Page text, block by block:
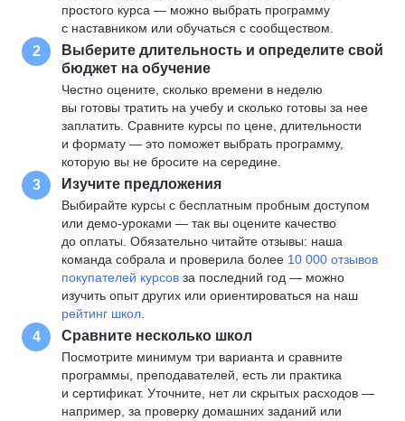
простого курса — можно выбрать программу
с наставником или обучаться с сообществом.
2
Выберите длительность и определите свой
бюджет на обучение
Честно оцените, сколько времени в неделю
вы готовы тратить на учебу и сколько готовы за нее
заплатить. Сравните курсы по цене, длительности
и формату — это поможет выбрать программу,
которую вы не бросите на середине.
3 Изучите предложения
Выбирайте курсы с бесплатным пробным доступом
или демо-уроками — так вы оцените качество
до оплаты. Обязательно читайте отзывы: наша
команда собрала и проверила более 10 000 отзывов
покупателей курсов за последний год — можно
изучить опыт других или ориентироваться на наш
рейтинг школ
4 Сравните несколько школ
Посмотрите минимум три варианта и сравните
программы, преподавателей, есть ли практика
и сертификат. Уточните, нет ли скрытых расходов —
например, за проверку домашних заданий или